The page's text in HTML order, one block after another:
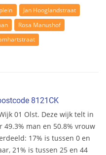
Jan Hooglandstraat
Rosa Manushof
8121CK
01 Olst. Deze wijk telt in
man en 50.8% vrouw
17% is tussen 0 en
21% is tussen 25 en 44